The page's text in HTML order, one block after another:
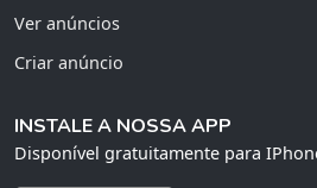
Ver anúncios
Criar anúncio
INSTALE A NOSSA APP
Disponível gratuitamente para